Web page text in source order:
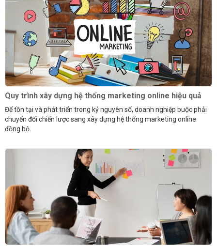
Quy trình xây dựng hệ thống marketing online hiệu quả
Để tồn tại và phát triển trong kỷ nguyên số, doanh nghiệp buộc phải
chuyển đổi chiến lược sang xây dựng hệ thống marketing online
đồng bộ.